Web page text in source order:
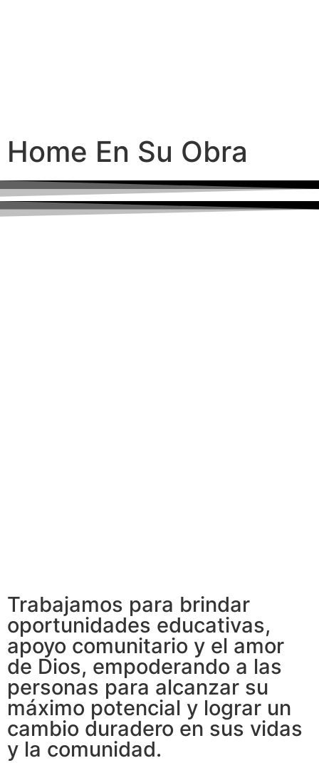
Home En Su Obra
Trabajamos para brindar
oportunidades educativas,
apoyo comunitario y el amor
de Dios, empoderando a las
personas para alcanzar su
máximo potencial y lograr un
cambio duradero en sus vidas
y la comunidad.